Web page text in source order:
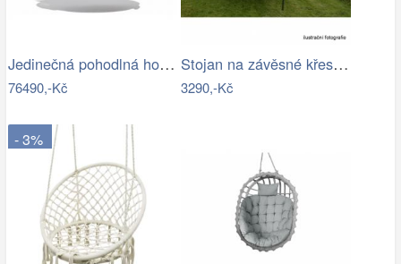
Jedinečná pohodlná houpačka - TS
76490,-Kč
Stojan na závěsné křeslo HAKI Tempo…
3290,-Kč
- 3%